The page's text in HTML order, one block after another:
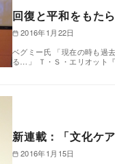
回復と平和をもた
2016年1月22日
ベグミー氏 「現在の時も
る…」 Ｔ・Ｓ・エリオット
新連載：「文化ケ
2016年1月15日